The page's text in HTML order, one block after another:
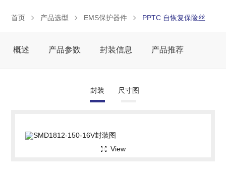
首页 产品选型 EMS保护器件 PPTC 自恢复保险丝
概述 产品参数 封装信息 产品推荐
封装 尺寸图
View